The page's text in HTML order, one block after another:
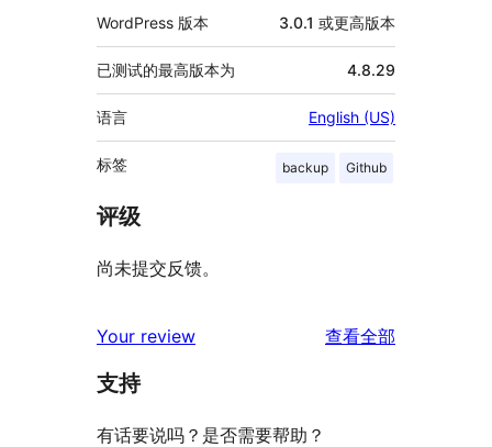
WordPress 版本 3.0.1 或更高版本
已测试的最高版本为 4.8.29
语言 English (US)
标签 backup Github
评级
尚未提交反馈。
Your review 查看全部
支持
有话要说吗？是否需要帮助？